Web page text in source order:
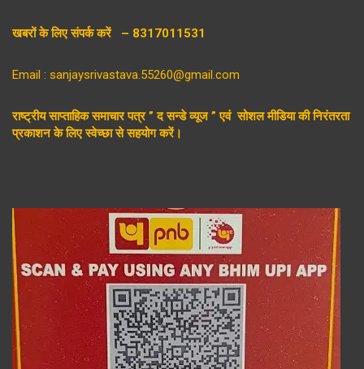
खबरों के लिए संपर्क करें – 8317011531
Email : sanjaysrivastava.55260@gmail.com
राष्ट्रीय साप्ताहिक समाचार पत्र ” द सन्डे व्यूज ” एवं सोशल मीडिया की निरंतरता
प्रकाशन के लिए स्वेच्छा से सहयोग करें।